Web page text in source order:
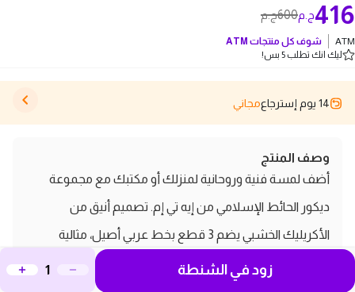
600ج.م 416ج.م
ATM شوف كل منتجات ATM
ليك انك تطلب 5 بس!
14 يوم إسترجاع مجاني
وصف المنتج
أضف لمسة فنية وروحانية لمنزلك أو مكتبك مع مجموعة
ديكور الحائط الإسلامي من إيه تي إم. تصميم أنيق من
الأكريليك الخشبي يضم 3 قطع بخط عربي أصيل، مثالية
كهدية مميزة.
المواصفات التقنية
زود في الشنطة